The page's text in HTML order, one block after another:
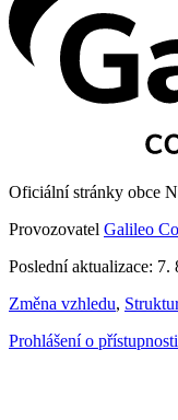
Oficiální stránky obce
Provozovatel Galileo
Poslední aktualizace: 7.
Změna vzhledu,
Prohlášení o přístupnosti